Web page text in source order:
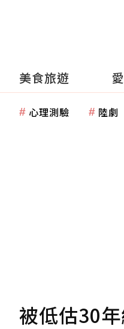
美食旅遊
心理測驗 陸劇
被低估30